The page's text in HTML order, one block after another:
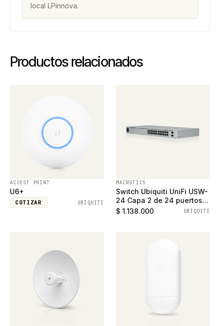
local LPinnova.
Productos relacionados
ACCEST POINT
U6+
COTIZAR UBIQUITI
MACROTICS
Switch Ubiquiti UniFi USW-
24 Capa 2 de 24 puertos
ethernet gigabit y 2
$ 1.138.000 UBIQUITI